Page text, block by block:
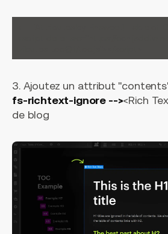
3. Ajoutez un attribut
fs-richtext-ignore --><Rich
de blog